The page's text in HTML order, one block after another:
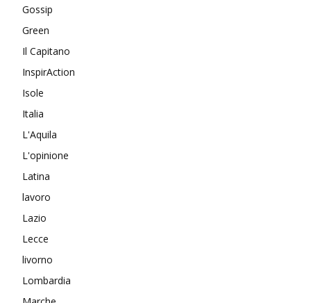
Gossip
Green
Il Capitano
InspirAction
Isole
Italia
L'Aquila
L'opinione
Latina
lavoro
Lazio
Lecce
livorno
Lombardia